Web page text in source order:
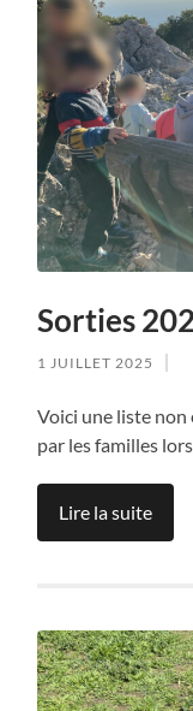
Sorties
1 JUILLET 2025
Voici une liste non
par les familles
Lire la suite